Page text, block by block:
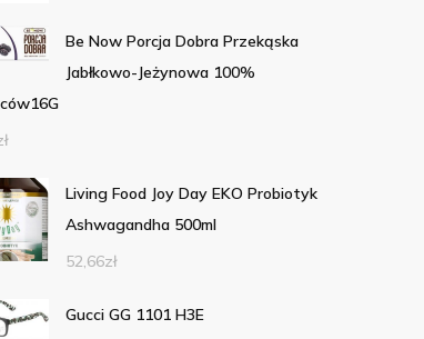
Be Now Porcja Dobra Przekąska
Jabłkowo-Jeżynowa 100%
Living Food Joy Day EKO Probiotyk
Ashwagandha 500ml
52,66zł
Gucci GG 1101 H3E